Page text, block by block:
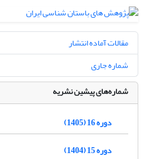
مقالات آماده انتشار
شماره جاری
شماره‌های پیشین نشریه
دوره 16 (1405)
دوره 15 (1404)